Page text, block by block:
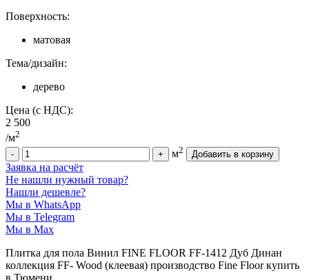
Поверхность:
матовая
Тема/дизайн:
дерево
Цена (с НДС):
2 500
/м2
м2
Заявка на расчёт
Не нашли нужный товар?
Нашли дешевле?
Мы в WhatsApp
Мы в Telegram
Мы в Max
Плитка для пола Винил FINE FLOOR FF-1412 Дуб Динан
коллекция FF- Wood (клеевая) производство Fine Floor купить
в Тюмени